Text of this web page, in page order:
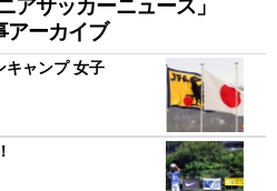
アサッカーニュース」
アーカイブ
キャンプ 女子